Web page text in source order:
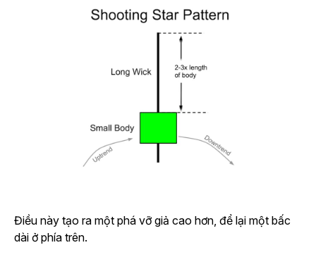
Điều này tạo ra một phá vỡ giả cao hơn, để lại một bấc
dài ở phía trên.